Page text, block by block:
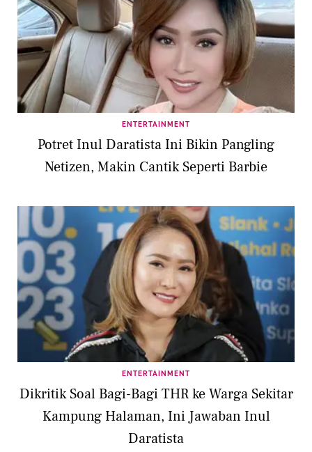
ENTERTAINMENT
Potret Inul Daratista Ini Bikin Pangling
Netizen, Makin Cantik Seperti Barbie
ENTERTAINMENT
Dikritik Soal Bagi-Bagi THR ke Warga Sekitar
Kampung Halaman, Ini Jawaban Inul
Daratista